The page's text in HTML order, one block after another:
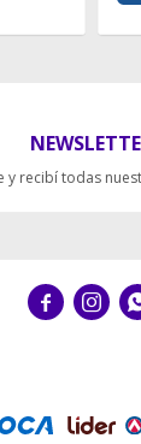
y recibí todas
 